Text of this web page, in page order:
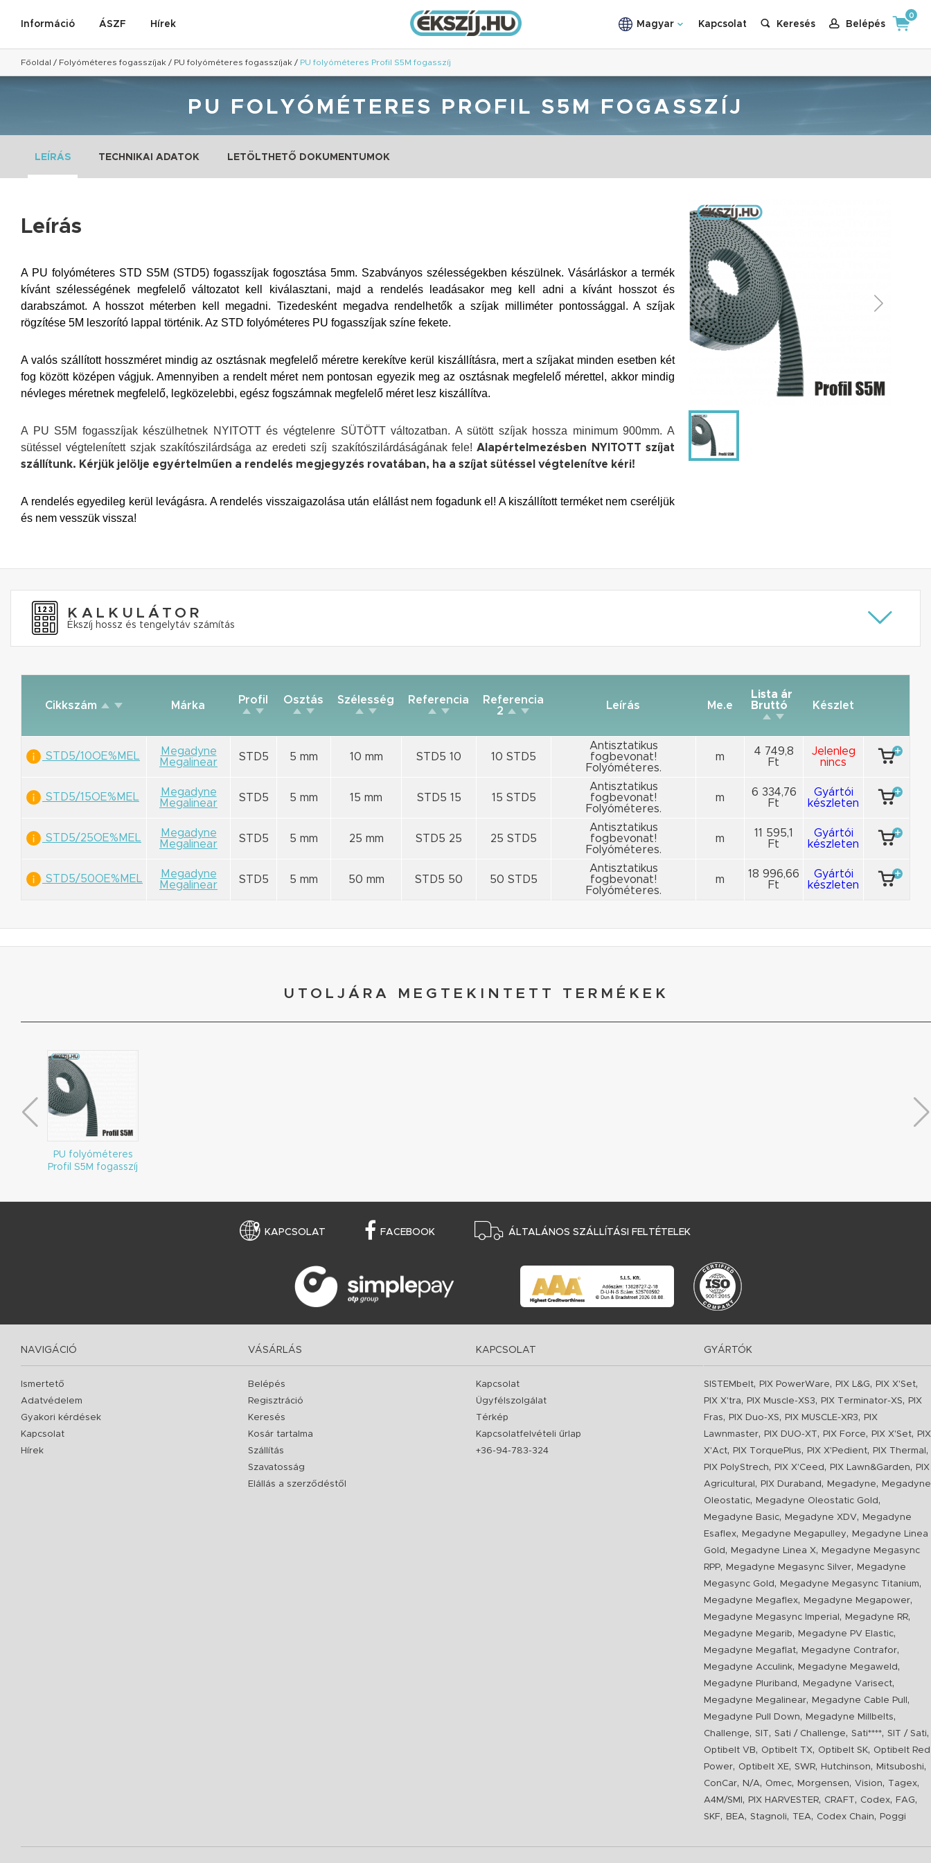
Információ ÁSZF Hírek Magyar Kapcsolat Keresés Belépés
0
Főoldal / Folyóméteres fogasszíjak / PU folyóméteres fogasszíjak / PU folyóméteres Profil S5M fogasszíj
PU FOLYÓMÉTERES PROFIL S5M FOGASSZÍJ
LEÍRÁS TECHNIKAI ADATOK LETÖLTHETŐ DOKUMENTUMOK
Leírás
A PU folyóméteres STD S5M (STD5) fogasszíjak fogosztása 5mm. Szabványos szélességekben készülnek. Vásárláskor a termék
kívánt szélességének megfelelő változatot kell kiválasztani, majd a rendelés leadásakor meg kell adni a kívánt hosszot és
darabszámot. A hosszot méterben kell megadni. Tizedesként megadva rendelhetők a szíjak milliméter pontossággal. A szíjak
rögzítése 5M leszorító lappal történik. Az STD folyóméteres PU fogasszíjak színe fekete.
A valós szállított hosszméret mindig az osztásnak megfelelő méretre kerekítve kerül kiszállításra, mert a szíjakat minden esetben két
fog között középen vágjuk. Amennyiben a rendelt méret nem pontosan egyezik meg az osztásnak megfelelő mérettel, akkor mindig
névleges méretnek megfelelő, legközelebbi, egész fogszámnak megfelelő méret lesz kiszállítva.
A PU S5M fogasszíjak készülhetnek NYITOTT és végtelenre SÜTÖTT változatban. A sütött szíjak hossza minimum 900mm. A
sütéssel végtelenített szjak szakítószilárdsága az eredeti szíj szakítószilárdáságának fele!Alapértelmezésben NYITOTT szíjat
szállítunk. Kérjük jelölje egyértelműen a rendelés megjegyzés rovatában, ha a szíjat sütéssel végtelenítve kéri!
A rendelés egyedileg kerül levágásra. A rendelés visszaigazolása után elállást nem fogadunk el! A kiszállított terméket nem cseréljük
és nem vesszük vissza!
KALKULÁTOR
Ékszíj hossz és tengelytáv számítás
Cikkszám Márka Profil Osztás Szélesség Referencia
Referencia
2
Leírás Me.e
Lista ár
Bruttó
Készlet
STD5/10OE%MEL
Megadyne
Megalinear
STD5 5 mm 10 mm STD5 10 10 STD5
Antisztatikus
fogbevonat!
Folyóméteres.
m
4 749,8
Ft
Jelenleg
nincs
STD5/15OE%MEL
Megadyne
Megalinear
STD5 5 mm 15 mm STD5 15 15 STD5
Antisztatikus
fogbevonat!
Folyóméteres.
m
6 334,76
Ft
Gyártói
készleten
STD5/25OE%MEL
Megadyne
Megalinear
STD5 5 mm 25 mm STD5 25 25 STD5
Antisztatikus
fogbevonat!
Folyóméteres.
m
11 595,1
Ft
Gyártói
készleten
STD5/50OE%MEL
Megadyne
Megalinear
STD5 5 mm 50 mm STD5 50 50 STD5
Antisztatikus
fogbevonat!
Folyóméteres.
m
18 996,66
Ft
Gyártói
készleten
UTOLJÁRA MEGTEKINTETT TERMÉKEK
PU folyóméteres
Profil S5M fogasszíj
KAPCSOLAT FACEBOOK ÁLTALÁNOS SZÁLLÍTÁSI FELTÉTELEK
NAVIGÁCIÓ
Ismertető
Adatvédelem
Gyakori kérdések
Kapcsolat
Hírek
VÁSÁRLÁS
Belépés
Regisztráció
Keresés
Kosár tartalma
Szállítás
Szavatosság
Elállás a szerződéstől
KAPCSOLAT
Kapcsolat
Ügyfélszolgálat
Térkép
Kapcsolatfelvételi űrlap
+36-94-783-324
GYÁRTÓK
SISTEMbelt, PIX PowerWare, PIX L&G, PIX X'Set,
PIX X'tra, PIX Muscle-XS3, PIX Terminator-XS,
PIX
Fras, PIX Duo-XS, PIX MUSCLE-XR3,
PIX
Lawnmaster, PIX DUO-XT , PIX Force, PIX X'Set,
PIX
X'Act, PIX TorquePlus, PIX X'Pedient, PIX Thermal ,
PIX PolyStrech, PIX X'Ceed , PIX Lawn&Garden,
PIX
Agricultural , PIX Duraband , Megadyne,
Megadyne
Oleostatic, Megadyne Oleostatic Gold ,
Megadyne Basic, Megadyne XDV,
Megadyne
Esaflex, Megadyne Megapulley,
Megadyne Linea
Gold , Megadyne Linea X,
Megadyne Megasync
RPP, Megadyne Megasync Silver,
Megadyne
Megasync Gold , Megadyne Megasync Titanium,
Megadyne Megaflex, Megadyne Megapower,
Megadyne Megasync Imperial , Megadyne RR,
Megadyne Megarib, Megadyne PV Elastic,
Megadyne Megaflat, Megadyne Contrafor,
Megadyne Acculink, Megadyne Megaweld ,
Megadyne Pluriband , Megadyne Varisect,
Megadyne Megalinear, Megadyne Cable Pull ,
Megadyne Pull Down, Megadyne Millbelts,
Challenge, SIT , Sati / Challenge, Sati****, SIT / Sati,
Optibelt VB, Optibelt TX, Optibelt SK, Optibelt Red
Power, Optibelt XE, SWR, Hutchinson, Mitsuboshi,
ConCar, N/A, Omec, Morgensen, Vision, Tagex,
A4M/SMI , PIX HARVESTER, CRAFT , Codex, FAG,
SKF, BEA, Stagnoli, TEA, Codex Chain, Poggi